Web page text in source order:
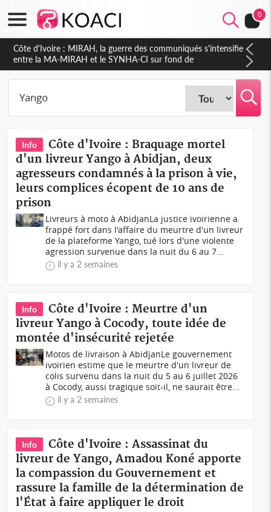
0
Côte d'Ivoire : Indépendance 2026, Thiam plaide pour un
environnement démocratique plus apaisé
Info
Côte d'Ivoire : Braquage mortel
d'un livreur Yango à Abidjan, deux
agresseurs condamnés à la prison à vie,
leurs complices écopent de 10 ans de
prison
Livreurs à moto à AbidjanLa justice ivoirienne a
frappé fort dans l'affaire du meurtre d'un livreur
de la plateforme Yango, tué lors d'une violente
agression survenue dans la nuit du 6 au 7...
il y a 2 semaines
Info
Côte d'Ivoire : Meurtre d'un
livreur Yango à Cocody, toute idée de
montée d'insécurité rejetée
Motos de livraison à AbidjanLe gouvernement
ivoirien estime que le meurtre d'un livreur de
colis survenu dans la nuit du 5 au 6 juillet 2026
à Cocody, aussi tragique soit-il, ne saurait être...
il y a 2 semaines
Info
Côte d'Ivoire : Assassinat du
livreur de Yango, Amadou Koné apporte
la compassion du Gouvernement et
rassure la famille de la détermination de
l'État à faire appliquer le droit